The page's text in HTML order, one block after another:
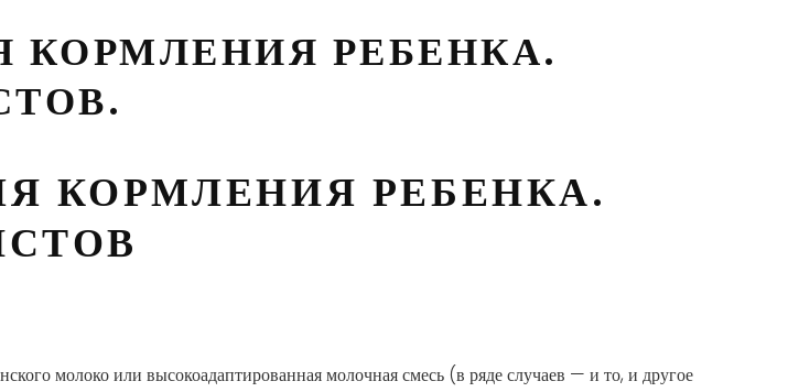
РЕБЕНКА.
КОРМЛЕНИЯ РЕБЕНКА.
молоко или высокоадаптированная молочная смесь (в ряде случаев — и то, и другое